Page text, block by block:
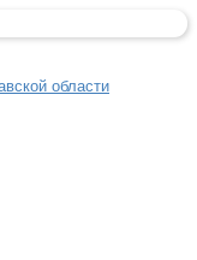
области